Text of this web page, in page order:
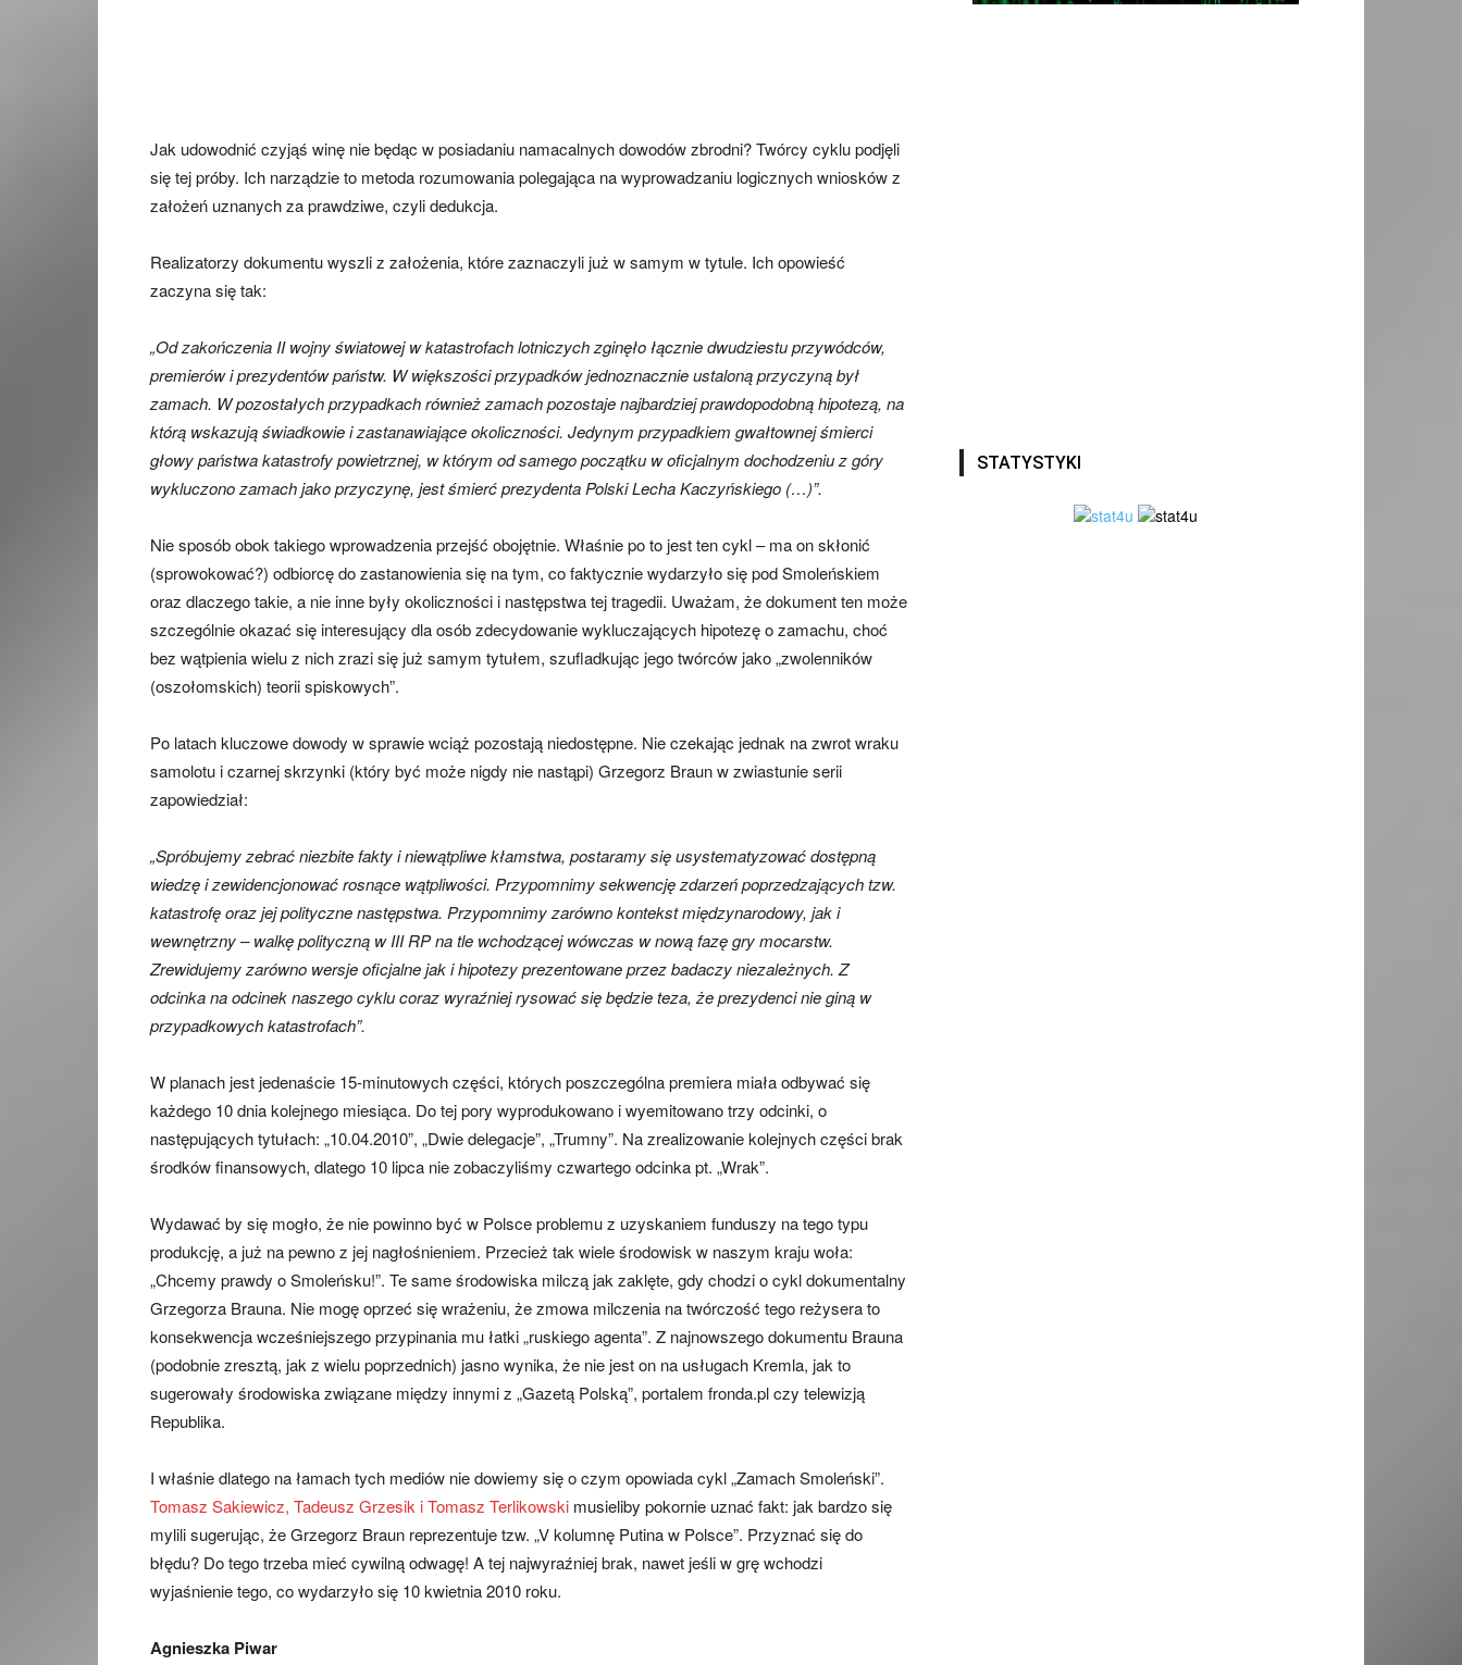
Jak udowodnić czyjąś winę nie będąc w posiadaniu namacalnych dowodów zbrodni? Twórcy cyklu podjęli
się tej próby. Ich narządzie to metoda rozumowania polegająca na wyprowadzaniu logicznych wniosków z
założeń uznanych za prawdziwe, czyli dedukcja.
Realizatorzy dokumentu wyszli z założenia, które zaznaczyli już w samym w tytule. Ich opowieść
zaczyna się tak:
„Od zakończenia II wojny światowej w katastrofach lotniczych zginęło łącznie dwudziestu przywódców,
premierów i prezydentów państw. W większości przypadków jednoznacznie ustaloną przyczyną był
zamach. W pozostałych przypadkach również zamach pozostaje najbardziej prawdopodobną hipotezą, na
którą wskazują świadkowie i zastanawiające okoliczności. Jedynym przypadkiem gwałtownej śmierci
głowy państwa katastrofy powietrznej, w którym od samego początku w oficjalnym dochodzeniu z góry
wykluczono zamach jako przyczynę, jest śmierć prezydenta Polski Lecha Kaczyńskiego (…)”.
Nie sposób obok takiego wprowadzenia przejść obojętnie. Właśnie po to jest ten cykl – ma on skłonić
(sprowokować?) odbiorcę do zastanowienia się na tym, co faktycznie wydarzyło się pod Smoleńskiem
oraz dlaczego takie, a nie inne były okoliczności i następstwa tej tragedii. Uważam, że dokument ten może
szczególnie okazać się interesujący dla osób zdecydowanie wykluczających hipotezę o zamachu, choć
bez wątpienia wielu z nich zrazi się już samym tytułem, szufladkując jego twórców jako „zwolenników
(oszołomskich) teorii spiskowych”.
Po latach kluczowe dowody w sprawie wciąż pozostają niedostępne. Nie czekając jednak na zwrot wraku
samolotu i czarnej skrzynki (który być może nigdy nie nastąpi) Grzegorz Braun w zwiastunie serii
zapowiedział:
„Spróbujemy zebrać niezbite fakty i niewątpliwe kłamstwa, postaramy się usystematyzować dostępną
wiedzę i zewidencjonować rosnące wątpliwości. Przypomnimy sekwencję zdarzeń poprzedzających tzw.
katastrofę oraz jej polityczne następstwa. Przypomnimy zarówno kontekst międzynarodowy, jak i
wewnętrzny – walkę polityczną w III RP na tle wchodzącej wówczas w nową fazę gry mocarstw.
Zrewidujemy zarówno wersje oficjalne jak i hipotezy prezentowane przez badaczy niezależnych. Z
odcinka na odcinek naszego cyklu coraz wyraźniej rysować się będzie teza, że prezydenci nie giną w
przypadkowych katastrofach”.
W planach jest jedenaście 15-minutowych części, których poszczególna premiera miała odbywać się
każdego 10 dnia kolejnego miesiąca. Do tej pory wyprodukowano i wyemitowano trzy odcinki, o
następujących tytułach: „10.04.2010”, „Dwie delegacje”, „Trumny”. Na zrealizowanie kolejnych części brak
środków finansowych, dlatego 10 lipca nie zobaczyliśmy czwartego odcinka pt. „Wrak”.
Wydawać by się mogło, że nie powinno być w Polsce problemu z uzyskaniem funduszy na tego typu
produkcję, a już na pewno z jej nagłośnieniem. Przecież tak wiele środowisk w naszym kraju woła:
„Chcemy prawdy o Smoleńsku!”. Te same środowiska milczą jak zaklęte, gdy chodzi o cykl dokumentalny
Grzegorza Brauna. Nie mogę oprzeć się wrażeniu, że zmowa milczenia na twórczość tego reżysera to
konsekwencja wcześniejszego przypinania mu łatki „ruskiego agenta”. Z najnowszego dokumentu Brauna
(podobnie zresztą, jak z wielu poprzednich) jasno wynika, że nie jest on na usługach Kremla, jak to
sugerowały środowiska związane między innymi z „Gazetą Polską”, portalem fronda.pl czy telewizją
Republika.
I właśnie dlatego na łamach tych mediów nie dowiemy się o czym opowiada cykl „Zamach Smoleński”.
Tomasz Sakiewicz, Tadeusz Grzesik i Tomasz Terlikowski musieliby pokornie uznać fakt: jak bardzo się
mylili sugerując, że Grzegorz Braun reprezentuje tzw. „V kolumnę Putina w Polsce”. Przyznać się do
błędu? Do tego trzeba mieć cywilną odwagę! A tej najwyraźniej brak, nawet jeśli w grę wchodzi
wyjaśnienie tego, co wydarzyło się 10 kwietnia 2010 roku.
Agnieszka Piwar
STATYSTYKI